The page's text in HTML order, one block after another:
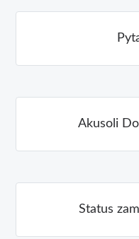
Akusoli
Status